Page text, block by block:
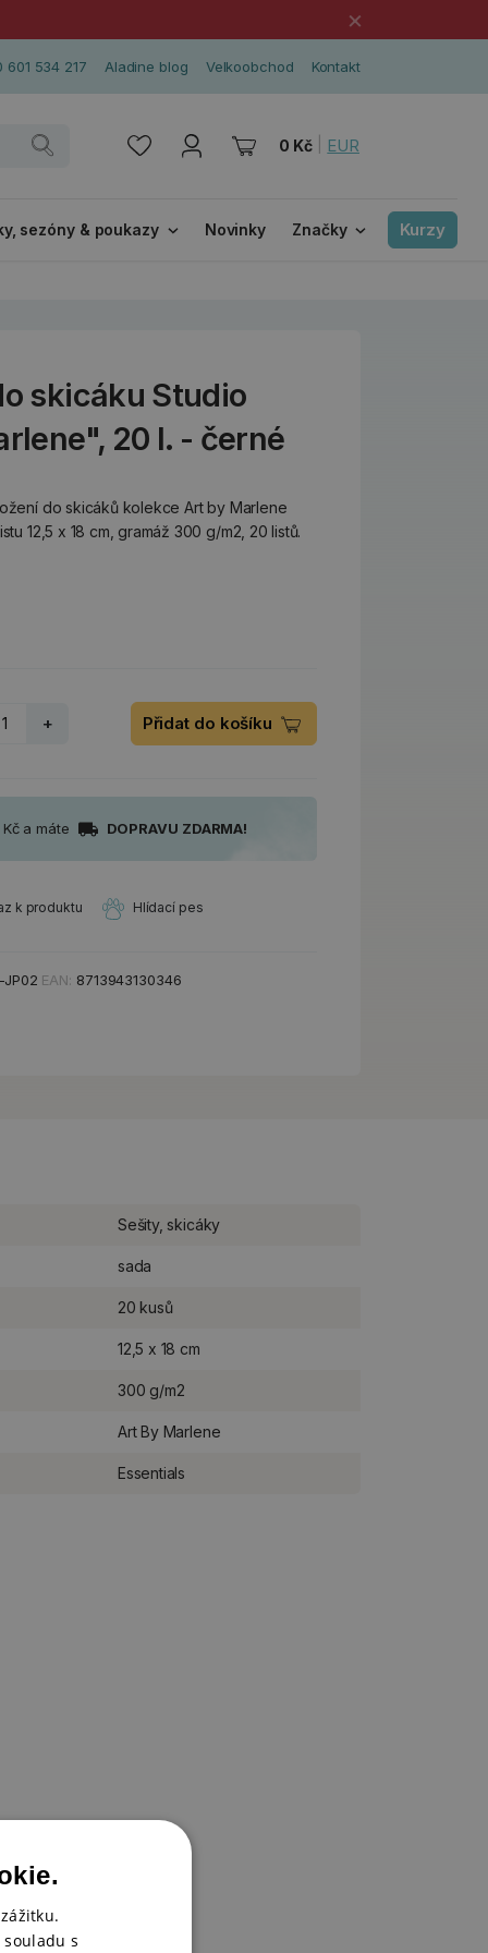
×
601 534 217 Aladine blog Velkoobchod Kontakt
0 Kč EUR
sezóny & poukazy Novinky Značky Kurzy
skicáku Studio
20 l. - černé
do skicáků kolekce Art by Marlene
12,5 x 18 cm, gramáž 300 g/m2, 20 listů.
+ Přidat do košíku
a máte DOPRAVU ZDARMA!
k produktu Hlídací pes
JP02 EAN: 8713943130346
Sešity, skicáky
sada
20 kusů
12,5 x 18 cm
300 g/m2
Art By Marlene
Essentials
s